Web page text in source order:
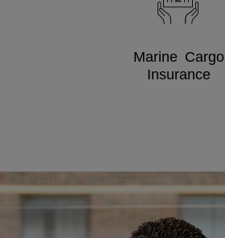
Marine Cargo
Insurance